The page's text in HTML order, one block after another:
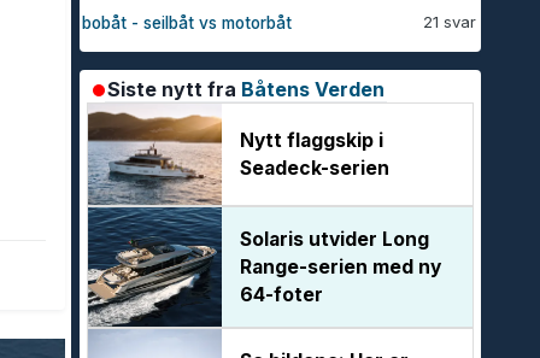
21 svar
bobåt - seilbåt vs motorbåt
Siste nytt fra Båtens Verden
Nytt flaggskip i
Seadeck-serien
Solaris utvider Long
Range-serien med ny
64-foter